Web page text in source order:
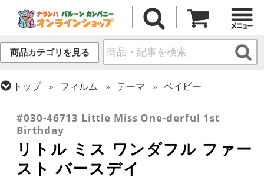
商品カテゴリを見る
トップ フィルム テーマ
ベイビー
#030-46713 Little Miss One-derful 1st
Birthday
リトル ミス ワンダフル ファー
スト バースデイ